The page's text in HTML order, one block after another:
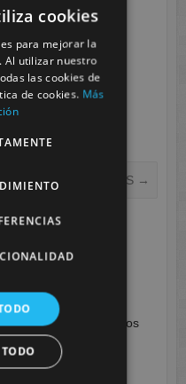
Dinámicas de HHSS →
no será publicada.
Los
con
*
cookies
para mejorar la
Al utilizar nuestro
las cookies de
de cookies. Más
TODO